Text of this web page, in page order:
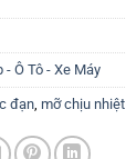
- Ô Tô - Xe Máy
đạn, mỡ chịu nhiệt